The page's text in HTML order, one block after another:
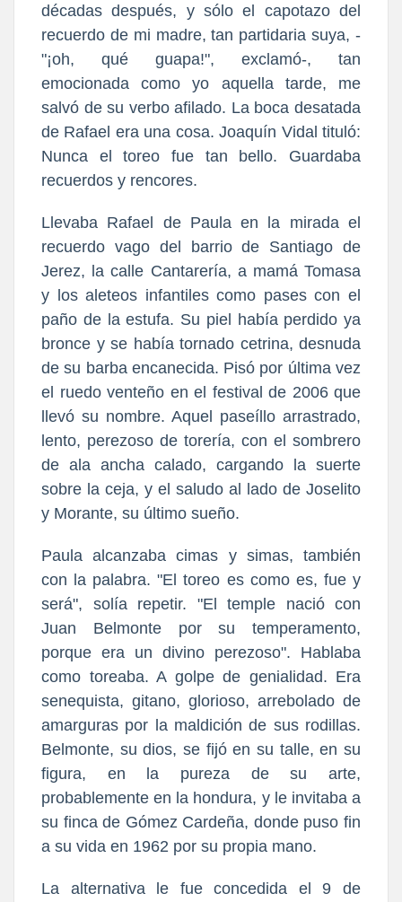
décadas después, y sólo el capotazo del
recuerdo de mi madre, tan partidaria suya, -
"¡oh, qué guapa!", exclamó-, tan
emocionada como yo aquella tarde, me
salvó de su verbo afilado. La boca desatada
de Rafael era una cosa. Joaquín Vidal tituló:
Nunca el toreo fue tan bello. Guardaba
recuerdos y rencores.
Llevaba Rafael de Paula en la mirada el
recuerdo vago del barrio de Santiago de
Jerez, la calle Cantarería, a mamá Tomasa
y los aleteos infantiles como pases con el
paño de la estufa. Su piel había perdido ya
bronce y se había tornado cetrina, desnuda
de su barba encanecida. Pisó por última vez
el ruedo venteño en el festival de 2006 que
llevó su nombre. Aquel paseíllo arrastrado,
lento, perezoso de torería, con el sombrero
de ala ancha calado, cargando la suerte
sobre la ceja, y el saludo al lado de Joselito
y Morante, su último sueño.
Paula alcanzaba cimas y simas, también
con la palabra. "El toreo es como es, fue y
será", solía repetir. "El temple nació con
Juan Belmonte por su temperamento,
porque era un divino perezoso". Hablaba
como toreaba. A golpe de genialidad. Era
senequista, gitano, glorioso, arrebolado de
amarguras por la maldición de sus rodillas.
Belmonte, su dios, se fijó en su talle, en su
figura, en la pureza de su arte,
probablemente en la hondura, y le invitaba a
su finca de Gómez Cardeña, donde puso fin
a su vida en 1962 por su propia mano.
La alternativa le fue concedida el 9 de